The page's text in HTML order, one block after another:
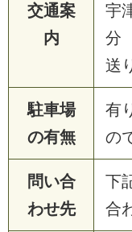
交通案
内
宇
分
送
駐車場
の有無
有
の
問い合
わせ先
下
合